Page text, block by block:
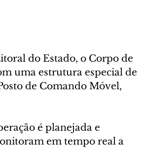
do Estado, o Corpo de
uma estrutura especial de
de Comando Móvel,
é planejada e
em tempo real a